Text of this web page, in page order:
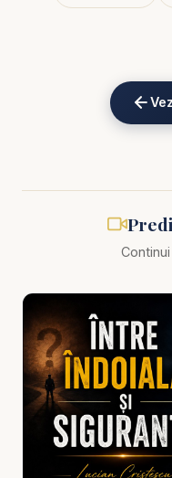
cunoscut pentru
ancorate în Biblie,
🎙️ Predica
expunere teologică,
transformator
spirituală este
📖 În această
De ce păcatul este
morală
Cum păcatul
rândul celor religioși